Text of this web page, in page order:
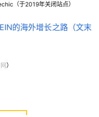
（于2019年关闭站点）
）